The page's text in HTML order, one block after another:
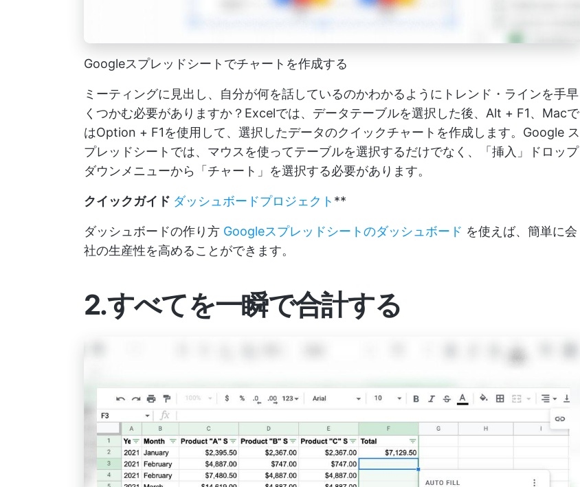
Googleスプレッドシートでチャートを作成する
ミーティングに見出し、自分が何を話しているのかわかるようにトレンド・ラインを手早
くつかむ必要がありますか？Excelでは、データテーブルを選択した後、Alt + F1、Macで
はOption + F1を使用して、選択したデータのクイックチャートを作成します。Google ス
プレッドシートでは、マウスを使ってテーブルを選択するだけでなく、「挿入」ドロップ
ダウンメニューから「チャート」を選択する必要があります。
クイックガイド ダッシュボードプロジェクト **
ダッシュボードの作り方 Googleスプレッドシートのダッシュボード を使えば、簡単に会
社の生産性を高めることができます。
2.すべてを一瞬で合計する